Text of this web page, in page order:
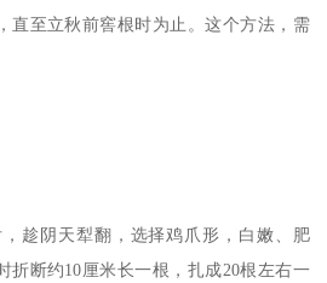
直至立秋前窖根时为止。这个方法，需
趁阴天犁翻，选择鸡爪形，白嫩、肥
折断约10厘米长一根，扎成20根左右一